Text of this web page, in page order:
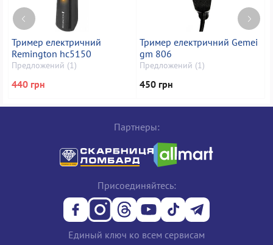
Тример електричний
Remington hc5150
Предложений (1)
440 грн
Тример електричний Gemei
gm 806
Предложений (1)
450 грн
Партнеры:
Присоединяйтесь:
Единый ключ ко всем сервисам